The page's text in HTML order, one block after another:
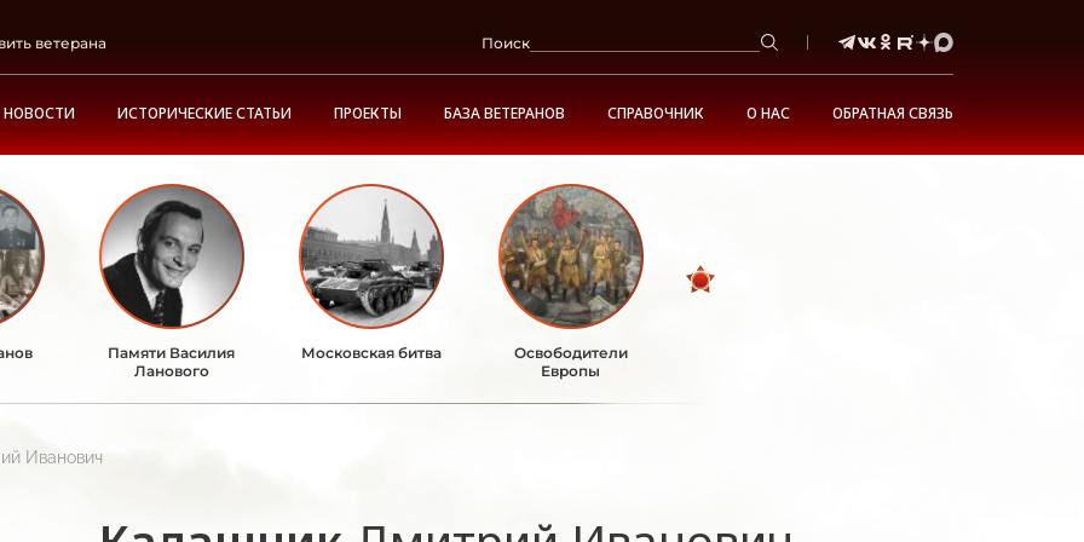
ветерана Поиск
НОВОСТИ ИСТОРИЧЕСКИЕ СТАТЬИ ПРОЕКТЫ БАЗА ВЕТЕРАНОВ СПРАВОЧНИК О НАС ОБРАТНАЯ СВЯЗЬ
Памяти Василия
Ланового
Московская битва
Освободители
Европы
Иванович